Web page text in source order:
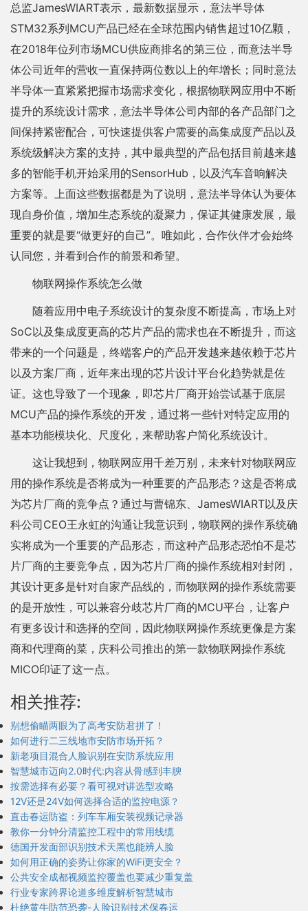
总监JamesWIART表示，最新数据显示，意法半导体
STM32系列MCU产品已经在全球范围内销售超过10亿颗，
在2018年位列市场MCU供应商排名的第三位，而意法半导
体公司近年的营收一直保持两位数以上的年增长；同时意法
半导体一直紧紧把握市场需求变化，根据物联网应用中不断
提升的系统设计需求，意法半导体公司内部的各产品部门之
间保持紧密配合，可快速提供客户需要的高集成度产品以及
系统级解决方案的支持，其中最典型的产品包括目前越来越
多的智能手机开始采用的SensorHub，以及汽车音响解决
方案等。上面这些数据都是为了说明，意法半导体认为要体
现自身价值，增加生态系统的凝聚力，保证其健康发展，最
重要的就是要“做更好的自己”。唯如此，合作伙伴才会始终
认同您，并看到合作的前景和希望。
物联网操作系统怎么做
随着应用中电子系统设计的复杂度不断提高，市场上对
SoC以及集成度更高的芯片产品的需求也在不断提升，而这
带来的一个问题是，终端客户的产品开发越来越依赖于芯片
以及方案厂商，近年来出现的芯片设计平台化趋势就是佐
证。这也导致了一个现象，即芯片厂商开始尝试基于底层
MCU产品的操作系统的开发，通过将一些针对特定应用的
基本功能模块化、尺度化，来帮助客户简化系统设计。
这让我想到，物联网应用千差万别，未来针对物联网应
用的操作系统是否将成为一种重要的产品形态？这是否将成
为芯片厂商的竞争点？通过与曹锦东、JamesWIART以及庆
科公司CEO王永虹的沟通让我意识到，物联网的操作系统确
实将成为一个重要的产品形态，而这种产品形态恐怕不是芯
片厂商的主要竞争点，因为芯片厂商的操作系统相对封闭，
其设计更多是针对自家产品线的，而物联网的操作系统需要
的是开放性，可以兼容分歧芯片厂商的MCU平台，让客户
有更多设计和选择的空间，因此物联网操作系统更像是方案
商和代理商的菜，庆科公司推出的第一款物联网操作系统
MICO印证了这一点。
相关推荐:
别想偷瞄两眼为了高考安防君拼了！
如何进行二三线地市安防市场开拓？
新老项目混合人脸识别在安防系统应用
智慧城市迈向2.0时代:内容从骨感到丰腴
按需选择有必要？看可视对讲选型攻略
12V还是24V如何选择合适的监控电源？
直击春运防盗：列车车厢安装视频记录器
教你一分钟分清监控工程中的常用线缆
德国开发面部识别技术天黑也能辨人脸
如何用正确的姿势让你家的WiFi更安全？
公共安全成都视频监控覆盖也要减少重复盖
行业专家跨界论道多维度解析智慧城市
杜绝黄牛防范恐袭-人脸识别技术保春运